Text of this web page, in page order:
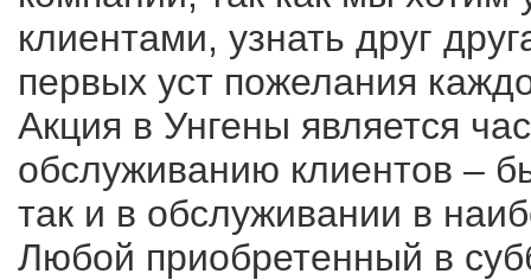
клиентами, узнать друг
первых уст пожелания
Акция в Унгены является
обслуживанию клиентов –
так и в обслуживании в
Любой приобретенный в